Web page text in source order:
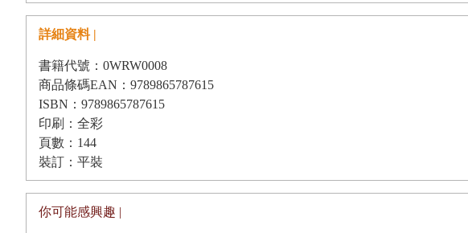
詳細資料 |
書籍代號：0WRW0008
商品條碼EAN：9789865787615
ISBN：9789865787615
印刷：全彩
頁數：144
裝訂：平裝
你可能感興趣 |